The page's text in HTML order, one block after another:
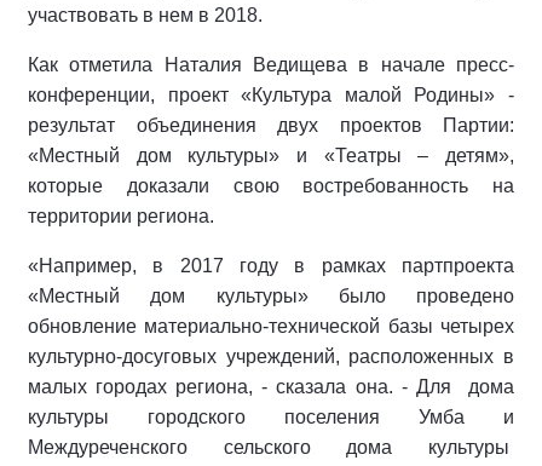
участвовать в нем в 2018.
Как отметила Наталия Ведищева в начале пресс-
конференции, проект «Культура малой Родины» -
результат объединения двух проектов Партии:
«Местный дом культуры» и «Театры – детям»,
которые доказали свою востребованность на
территории региона.
«Например, в 2017 году в рамках партпроекта
«Местный дом культуры» было проведено
обновление материально-технической базы четырех
культурно-досуговых учреждений, расположенных в
малых городах региона, - сказала она. - Для дома
культуры городского поселения Умба и
Междуреченского сельского дома культуры